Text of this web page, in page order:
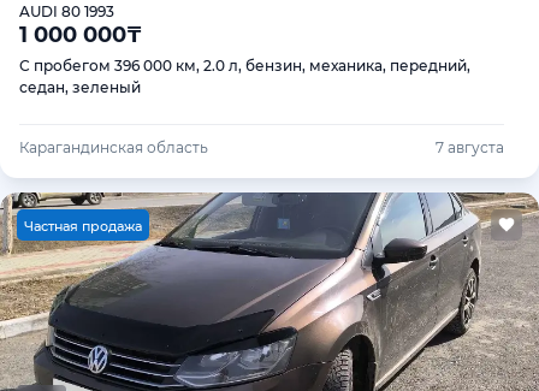
AUDI 80 1993
1 000 000₸
С пробегом 396 000 км, 2.0 л, бензин, механика, передний,
седан, зеленый
Карагандинская область 7 августа
Частная продажа